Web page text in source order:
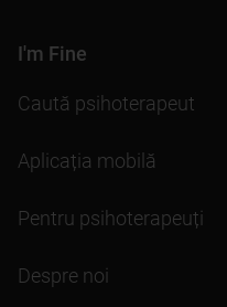
I'm Fine
Caută psihoterapeut
Aplicația mobilă
Pentru psihoterapeuți
Despre noi